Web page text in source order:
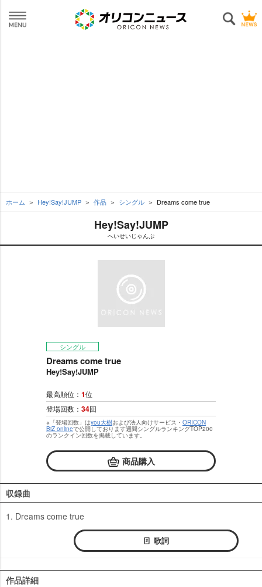
ホーム Hey!Say!JUMP 作品 シングル Dreams come true
Hey!Say!JUMP
へいせいじゃんぷ
シングル
Dreams come true
Hey!Say!JUMP
最高順位： 1位
登場回数： 34回
※「登場回数」はyou大樹および法人向けサービス・ ORICON
BiZ onlineで公開しております週間シングルランキングTOP200
のランクイン回数を掲載しています。
商品購入
収録曲
1. Dreams come true
歌詞
作品詳細